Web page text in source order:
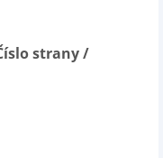
strany /